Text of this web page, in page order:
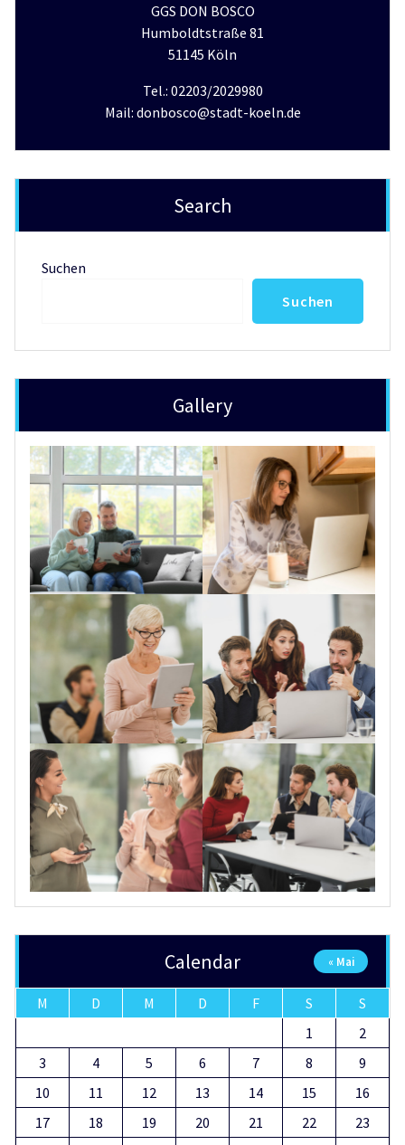
GGS DON BOSCO
Humboldtstraße 81
51145 Köln
Tel.: 02203/2029980
Mail: donbosco@stadt-koeln.de
Search
Suchen
Suchen
Gallery
Calendar
M D M D F S
S
1
2
3
4 5 6 7 8
9
10
11 12 13 14 15
16
17
18 19 20 21 22
23
« Mai